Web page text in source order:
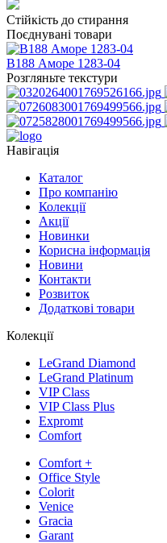
Стійкість до стирання
Поєднувані товари
B188 Аморе 1283-04
Розгляньте текстури
Навігація
Каталог
Про компанію
Колекції
Акції
Новинки
Корисна інформація
Новини
Контакти
Розвиток
Додаткові товари
Колекції
LeGrand Diamond
LeGrand Platinum
VIP Class
VIP Class Plus
Expromt
Comfort
Comfort +
Office Style
Colorit
Venice
Gracia
Garant